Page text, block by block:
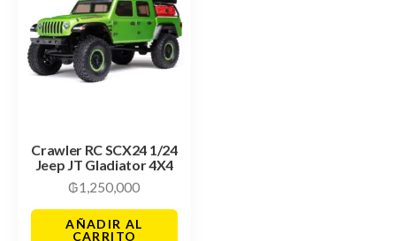
Crawler RC SCX24 1/24
Jeep JT Gladiator 4X4
₲1,250,000
AÑADIR AL
CARRITO